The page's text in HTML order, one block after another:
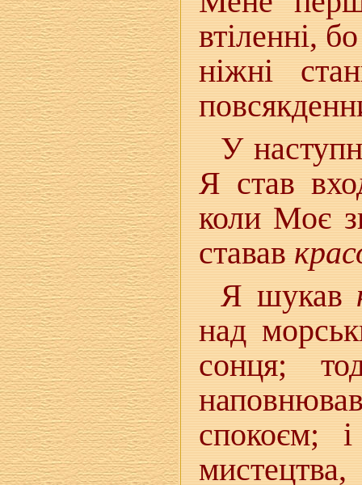
втіленні,
ніжні
У
Я став
коли Моє
ставав
Я шукав
над
сонця;
спокоєм;